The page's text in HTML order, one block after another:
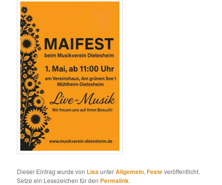
Dieser Eintrag wurde von LisaunterAllgemein,Festeveröffentlicht.
Setze ein Lesezeichen für den Permalink.